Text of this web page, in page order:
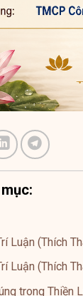
Luận (Thích
Luận (Thích
trong Thiền